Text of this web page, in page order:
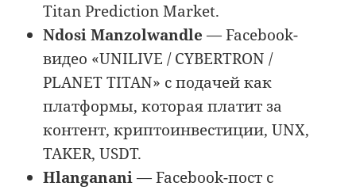
Titan Prediction Market.
Ndosi Manzolwandle — Facebook-
видео «UNILIVE / CYBERTRON /
PLANET TITAN» с подачей как
платформы, которая платит за
контент, криптоинвестиции, UNX,
TAKER, USDT.
Hlanganani— Facebook-пост с